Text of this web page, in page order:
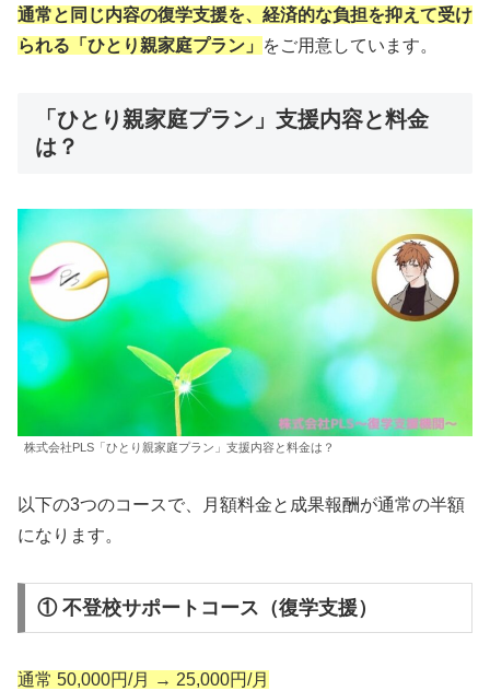
通常と同じ内容の復学支援を、経済的な負担を抑えて受け
られる「ひとり親家庭プラン」
をご用意しています。
「ひとり親家庭プラン」支援内容と料金
は？
株式会社PLS「ひとり親家庭プラン」支援内容と料金は？
以下の3つのコースで、月額料金と成果報酬が通常の半額
になります。
① 不登校サポートコース（復学支援）
通常 50,000円/月 → 25,000円/月